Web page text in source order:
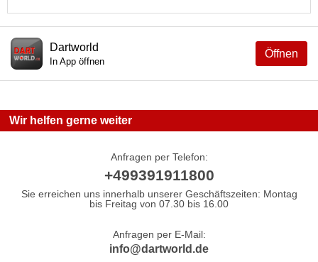
Öffnen
Dartworld
In App öffnen
Wir helfen gerne weiter
Anfragen per Telefon:
+499391911800
Sie erreichen uns innerhalb unserer Geschäftszeiten: Montag
bis Freitag von 07.30 bis 16.00
Anfragen per E-Mail:
info@dartworld.de